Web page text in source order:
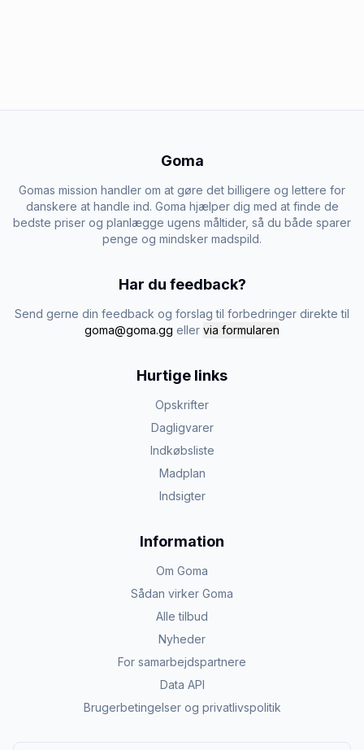
Goma
Gomas mission handler om at gøre det billigere og lettere for
danskere at handle ind. Goma hjælper dig med at finde de
bedste priser og planlægge ugens måltider, så du både sparer
penge og mindsker madspild.
Har du feedback?
Send gerne din feedback og forslag til forbedringer direkte til
goma@goma.gg eller via formularen
Hurtige links
Opskrifter
Dagligvarer
Indkøbsliste
Madplan
Indsigter
Information
Om Goma
Sådan virker Goma
Alle tilbud
Nyheder
For samarbejdspartnere
Data API
Brugerbetingelser og privatlivspolitik